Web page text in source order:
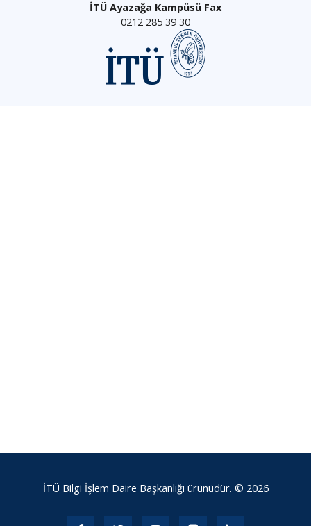
İTÜ Ayazağa Kampüsü Fax
0212 285 39 30
İTÜ Bilgi İşlem Daire Başkanlığı ürünüdür. © 2026